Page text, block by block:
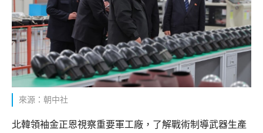
來源：朝中社
北韓領袖金正恩視察重要軍工廠，了解戰術制導武器生產